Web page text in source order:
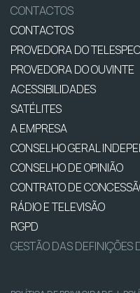
CONTACTOS
CONTACTOS
PROVEDORA DO
PROVEDORA DO OUVINTE
ACESSIBILIDADES
SATÉLITES
A EMPRESA
CONSELHO GERAL
CONSELHO DE OPINIÃO
CONTRATO DE
RÁDIO E TELEVISÃO
RGPD
GESTÃO DAS DEFINIÇÕES